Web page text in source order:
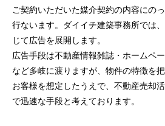
ご契約いただいた媒介契約の内容にの
行ないます。ダイイチ建築事務所では
じて広告を展開します。
広告手段は不動産情報雑誌・ホームペ
など多岐に渡りますが、物件の特徴を
お客様を想定したうえで、不動産売却
で迅速な手段と考えております。